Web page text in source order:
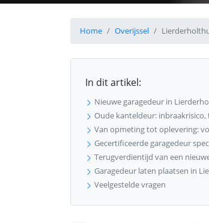
Home Overijssel
In dit artikel:
Nieuwe garagedeur in
Oude kanteldeur:
Van opmeting tot oplevering:
Gecertificeerde garagedeur
Terugverdientijd van een
Garagedeur laten plaatsen in
Veelgestelde vragen